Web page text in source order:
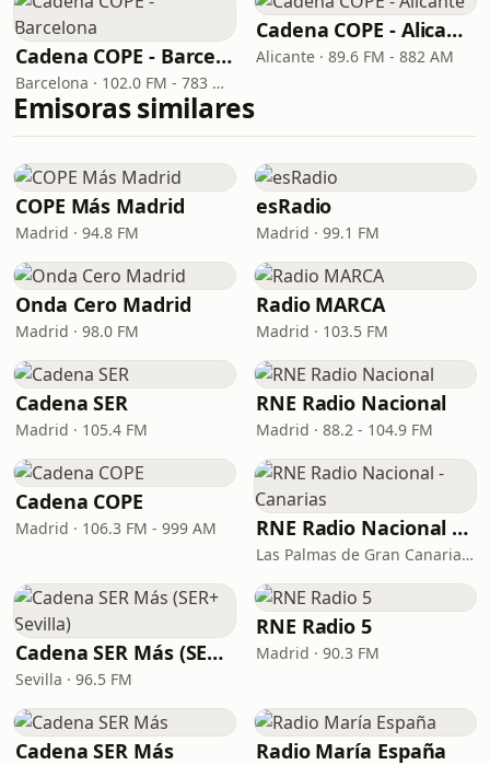
Cadena COPE - Barcelona
Barcelona · 102.0 FM - 783 OM - DAB 9D
Cadena COPE - Alicante
Alicante · 89.6 FM - 882 AM
Emisoras similares
COPE Más Madrid
Madrid · 94.8 FM
esRadio
Madrid · 99.1 FM
Onda Cero Madrid
Madrid · 98.0 FM
Radio MARCA
Madrid · 103.5 FM
Cadena SER
Madrid · 105.4 FM
RNE Radio Nacional
Madrid · 88.2 - 104.9 FM
Cadena COPE
Madrid · 106.3 FM - 999 AM RNE Radio Nacional - Canarias
Las Palmas de Gran Canaria · 92.8 FM
Cadena SER Más (SER+ Sevilla)
Sevilla · 96.5 FM
RNE Radio 5
Madrid · 90.3 FM
Cadena SER Más Radio María España